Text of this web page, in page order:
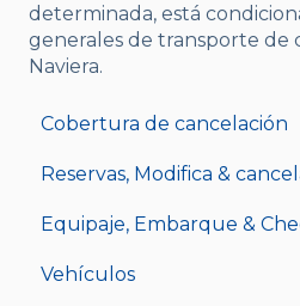
determinada, está
generales de transporte de
Naviera.
Cobertura de cancelación
Reservas, Modifica &
Equipaje, Embarque &
Vehículos